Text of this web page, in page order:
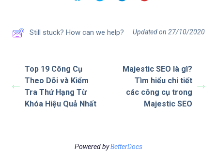
Still stuck? How can we help? Updated on 27/10/2020
Top 19 Công Cụ
Theo Dõi và Kiểm
Tra Thứ Hạng Từ
Khóa Hiệu Quả Nhất
Majestic SEO là gì?
Tìm hiểu chi tiết
các công cụ trong
Majestic SEO
Powered byBetterDocs